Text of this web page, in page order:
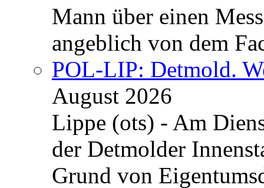
Mann über einen
angeblich von dem
POL-LIP: Detmold.
August 2026
Lippe (ots) - Am
der Detmolder
Grund von